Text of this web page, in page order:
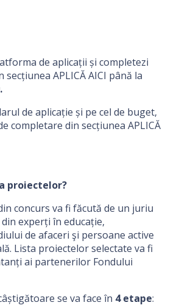
de aplicații și completezi
APLICĂ AICI până la
de aplicație și pe cel de buget,
completare din secțiunea APLICĂ
proiectelor?
concurs va fi făcută de un juriu
experți în educație,
de afaceri şi persoane active
Lista proiectelor selectate va fi
ai partenerilor Fondului
se va face în 4 etape: